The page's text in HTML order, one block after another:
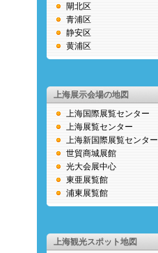
閘北区
青浦区
静安区
黄浦区
上海展示会場の地図
上海国際展覧センター
上海展覧センター
上海新国際展覧センター
世貿商城展館
光大会展中心
東亜展覧館
浦東展覧館
上海観光スポット地図